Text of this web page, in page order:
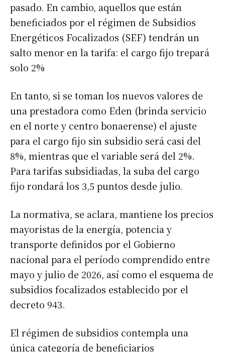
pasado. En cambio, aquellos que están
beneficiados por el régimen de Subsidios
Energéticos Focalizados (SEF) tendrán un
salto menor en la tarifa: el cargo fijo trepará
solo 2%
En tanto, si se toman los nuevos valores de
una prestadora como Eden (brinda servicio
en el norte y centro bonaerense) el ajuste
para el cargo fijo sin subsidio será casi del
8%, mientras que el variable será del 2%.
Para tarifas subsidiadas, la suba del cargo
fijo rondará los 3,5 puntos desde julio.
La normativa, se aclara, mantiene los precios
mayoristas de la energía, potencia y
transporte definidos por el Gobierno
nacional para el período comprendido entre
mayo y julio de 2026, así como el esquema de
subsidios focalizados establecido por el
decreto 943.
El régimen de subsidios contempla una
única categoría de beneficiarios